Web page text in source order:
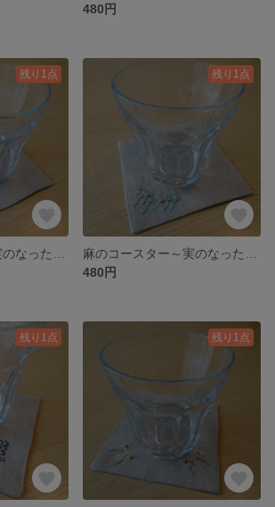
480円
残り1点 残り1点
480円
残り1点 残り1点